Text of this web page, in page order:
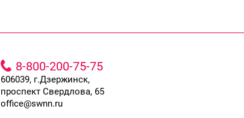
8-800-200-75-75
606039, г.Дзержинск,
проспект Свердлова, 65
office@swnn.ru